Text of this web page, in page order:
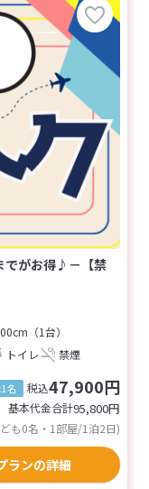
がお得♪－【禁
（1台）
トイレ 禁煙
名 税込47,900円
基本代金合計95,800円
も0名・1部屋/1泊2日)
ランの詳細